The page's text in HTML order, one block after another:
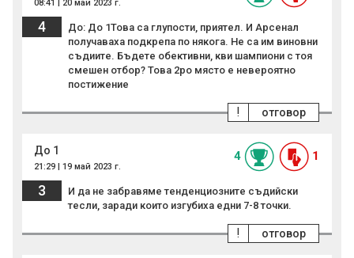
08:41 | 20 май 2023 г.
4
До: До 1Това са глупости, приятел. И Арсенал
получаваха подкрепа по някога. Не са им виновни
съдиите. Бъдете обективни, кви шампиони с тоя
смешен отбор? Това 2ро място е невероятно
постижение
отговор
!
До 1
21:29 | 19 май 2023 г.
4 1
3
И да не забравяме тенденциозните съдийски
тесли, заради които изгубиха едни 7-8 точки.
отговор
!